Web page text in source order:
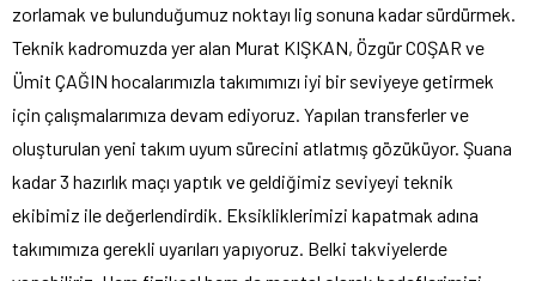
zorlamak ve bulunduğumuz noktayı lig sonuna kadar sürdürmek.
Teknik kadromuzda yer alan Murat KIŞKAN, Özgür COŞAR ve
Ümit ÇAĞIN hocalarımızla takımımızı iyi bir seviyeye getirmek
için çalışmalarımıza devam ediyoruz. Yapılan transferler ve
oluşturulan yeni takım uyum sürecini atlatmış gözüküyor. Şuana
kadar 3 hazırlık maçı yaptık ve geldiğimiz seviyeyi teknik
ekibimiz ile değerlendirdik. Eksikliklerimizi kapatmak adına
takımımıza gerekli uyarıları yapıyoruz. Belki takviyelerde